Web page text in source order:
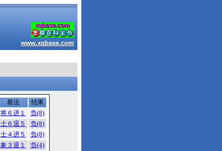
www.xqbase.com
着法
结果
将６进１
负(8)
士６退５
负(8)
士４进５
负(8)
象３退１
负(4)